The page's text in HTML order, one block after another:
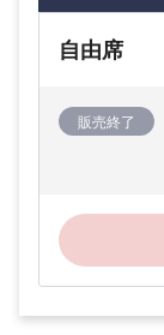
自由席
販売終了